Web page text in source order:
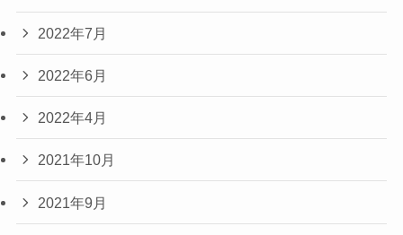
2022年7月
2022年6月
2022年4月
2021年10月
2021年9月